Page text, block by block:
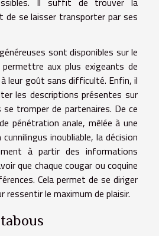
de se laisser transporter par ses
sont disponibles sur le
aux plus exigeants de
leur goût sans difficulté. Enfin, il
les descriptions présentes sur
tromper de partenaires. De ce
pénétration anale, mêlée à une
inoubliable, la décision
à partir des informations
que chaque cougar ou coquine
Cela permet de se diriger
ressentir le maximum de plaisir.